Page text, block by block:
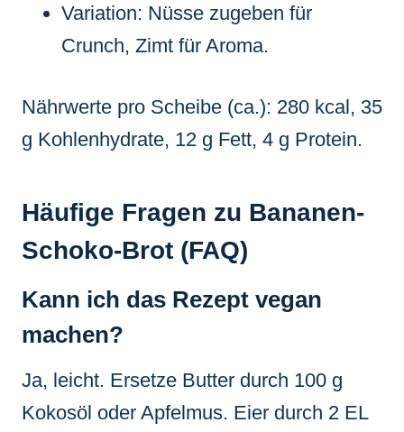
Variation: Nüsse zugeben für
Crunch, Zimt für Aroma.
Nährwerte pro Scheibe (ca.): 280 kcal, 35
g Kohlenhydrate, 12 g Fett, 4 g Protein.
Häufige Fragen zu Bananen-
Schoko-Brot (FAQ)
Kann ich das Rezept vegan
machen?
Ja, leicht. Ersetze Butter durch 100 g
Kokosöl oder Apfelmus. Eier durch 2 EL